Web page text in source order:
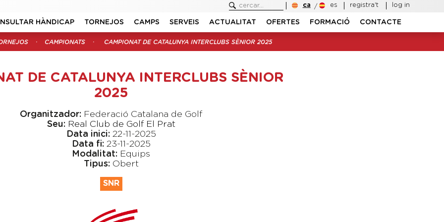
ca es registra't log in
HÀNDICAP TORNEJOS CAMPS SERVEIS ACTUALITAT OFERTES FORMACIÓ CONTACTE
CAMPIONATS CAMPIONAT DE CATALUNYA INTERCLUBS SÈNIOR 2025
DE CATALUNYA INTERCLUBS SÈNIOR
2025
Organitzador: Federació Catalana de Golf
Seu: Real Club de Golf El Prat
Data inici: 22-11-2025
Data fi: 23-11-2025
Modalitat: Equips
Tipus: Obert
SNR